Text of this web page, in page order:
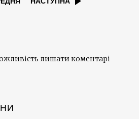
лишати коментарі